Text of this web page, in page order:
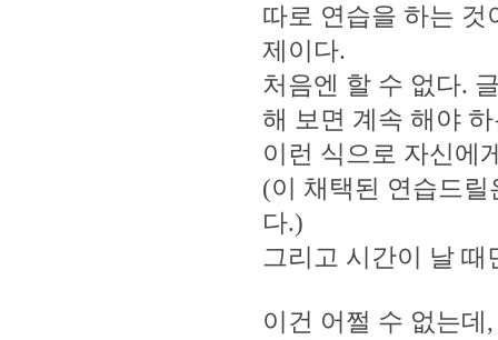
따로 연습을 하는 것
제이다.
처음엔 할 수 없다.
해 보면 계속 해야
이런 식으로 자신에
(이 채택된 연습드
다.)
그리고 시간이 날
이건 어쩔 수 없는